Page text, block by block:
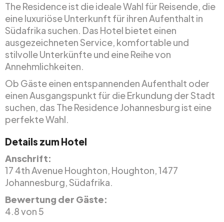
The Residence ist die ideale Wahl für Reisende, die
eine luxuriöse Unterkunft für ihren Aufenthalt in
Südafrika suchen. Das Hotel bietet einen
ausgezeichneten Service, komfortable und
stilvolle Unterkünfte und eine Reihe von
Annehmlichkeiten.
Ob Gäste einen entspannenden Aufenthalt oder
einen Ausgangspunkt für die Erkundung der Stadt
suchen, das The Residence Johannesburg ist eine
perfekte Wahl.
Details zum Hotel
Anschrift:
17 4th Avenue Houghton, Houghton, 1477
Johannesburg, Südafrika.
Bewertung der Gäste:
4.8 von 5